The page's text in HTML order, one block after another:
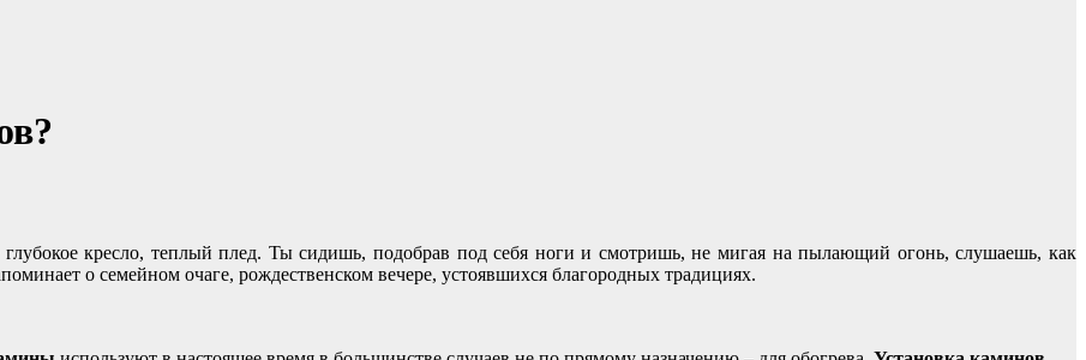
глубокое кресло, теплый плед. Ты сидишь, подобрав под себя ноги и смотришь, не мигая на пылающий огонь, слушаешь, как
о семейном очаге, рождественском вечере, устоявшихся благородных традициях.